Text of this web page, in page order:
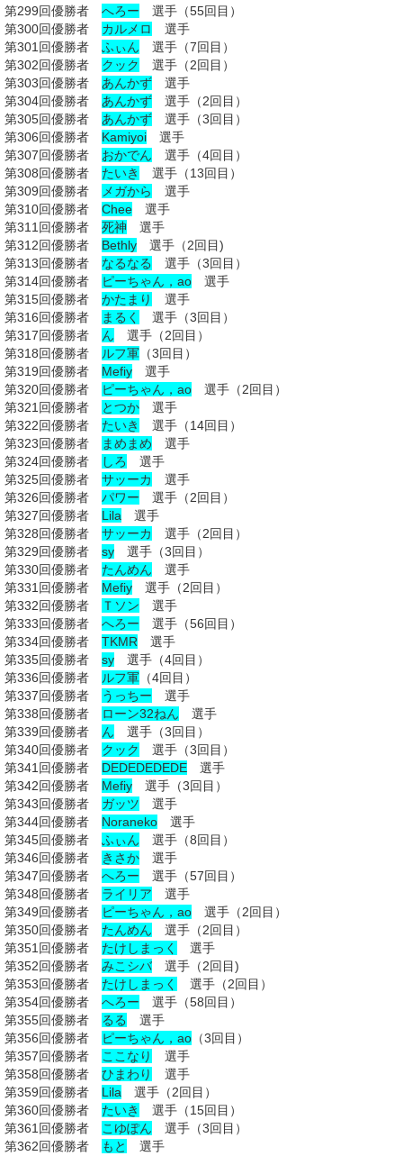
第299回優勝者 へろー 選手（55回目）
第300回優勝者 カルメロ
選手
第301回優勝者 ふぃん 選手（7回目）
第302回優勝者 クック
選手（2回目）
第303回優勝者 あんかず 選手
第304回優勝者 あんかず 選手（2回目）
第305回優勝者 あんかず 選手（3回目）
第306回優勝者 Kamiyoi 選手
第307回優勝者 おかでん 選手（4回目）
第308回優勝者 たいき
選手（13回目）
第309回優勝者
メガから
選手
第310回優勝者 Chee 選手
第311回優勝者 死神 選手
第312回優勝者 Bethly 選手（2回目)
第313回優勝者 なるなる
選手（3回目）
第314回優勝者
ピーちゃん，ao 選手
第315回優勝者 かたまり
選手
第316回優勝者
まるく
選手（3回目）
第317回優勝者
ん 選手（2回目）
第318回優勝者
ルフ軍 （3回目）
第319回優勝者 Mefiy 選手
第320回優勝者
ピーちゃん，ao 選手（2回目）
第321回優勝者
とつか 選手
第322回優勝者 たいき
選手（14回目）
第323回優勝者
まめまめ 選手
第324回優勝者
しろ
選手
第325回優勝者 サッーカ
選手
第326回優勝者 パワー 選手（2回目）
第327回優勝者 Lila 選手
第328回優勝者 サッーカ
選手（2回目）
第329回優勝者 sy 選手（3回目）
第330回優勝者 たんめん 選手
第331回優勝者 Mefiy 選手（2回目）
第332回優勝者
Ｔソン 選手
第333回優勝者 へろー 選手（56回目）
第334回優勝者 TKMR 選手
第335回優勝者 sy 選手（4回目）
第336回優勝者
ルフ軍 （4回目）
第337回優勝者
うっちー 選手
第338回優勝者
ローン32ねん 選手
第339回優勝者
ん 選手（3回目）
第340回優勝者 クック
選手（3回目）
第341回優勝者 DEDEDEDEDE 選手
第342回優勝者 Mefiy 選手（3回目）
第343回優勝者 ガッツ 選手
第344回優勝者 Noraneko 選手
第345回優勝者 ふぃん 選手（8回目）
第346回優勝者
きさか 選手
第347回優勝者 へろー 選手（57回目）
第348回優勝者 ライリア 選手
第349回優勝者
ピーちゃん，ao 選手（2回目）
第350回優勝者 たんめん 選手（2回目）
第351回優勝者 たけしまっく
選手
第352回優勝者 みこシバ 選手（2回目)
第353回優勝者 たけしまっく
選手（2回目）
第354回優勝者 へろー 選手（58回目）
第355回優勝者 るる
選手
第356回優勝者
ピーちゃん，ao （3回目）
第357回優勝者
ここなり
選手
第358回優勝者 ひまわり
選手
第359回優勝者 Lila 選手（2回目）
第360回優勝者 たいき
選手（15回目）
第361回優勝者
こゆぽん 選手（3回目）
第362回優勝者
もと
選手